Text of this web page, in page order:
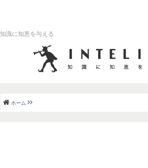
知識に知恵を与える
ホーム